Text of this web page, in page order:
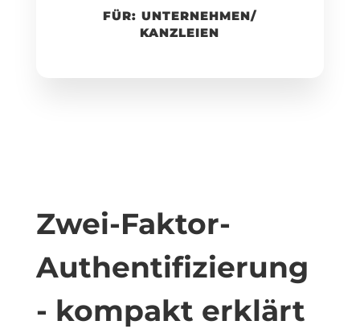
FÜR: UNTERNEHMEN/
KANZLEIEN
Zwei-Faktor-
Authentifizierung
- kompakt erklärt